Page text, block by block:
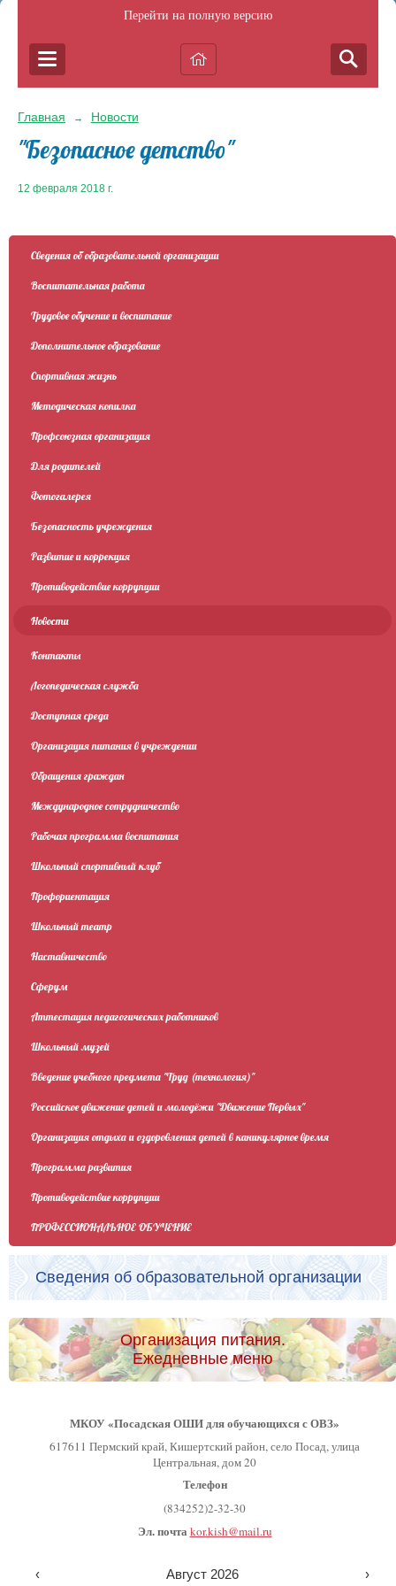
Перейти на полную версию
Главная → Новости
"Безопасное детство"
12 февраля 2018 г.
Сведения об образовательной организации
Воспитательная работа
Трудовое обучение и воспитание
Дополнительное образование
Спортивная жизнь
Методическая копилка
Профсоюзная организация
Для родителей
Фотогалерея
Безопасность учреждения
Развитие и коррекция
Противодействие коррупции
Новости
Контакты
Логопедическая служба
Доступная среда
Организация питания в учреждении
Обращения граждан
Международное сотрудничество
Рабочая программа воспитания
Школьный спортивный клуб
Профориентация
Школьный театр
Наставничество
Сферум
Аттестация педагогических работников
Школьный музей
Введение учебного предмета "Труд (технология)"
Российское движение детей и молодёжи "Движение Первых"
Организация отдыха и оздоровления детей в каникулярное время
Программа развития
Противодействие коррупции
ПРОФЕССИОНАЛЬНОЕ ОБУЧЕНИЕ
Сведения об образовательной организации
Организация питания.
Ежедневные меню
МКОУ «Посадская ОШИ для обучающихся с ОВЗ»
617611 Пермский край, Кишертский район, село Посад, улица
Центральная, дом 20
Телефон
(834252)2-32-30
Эл. почта kor.kish@mail.ru
‹ Август 2026 ›